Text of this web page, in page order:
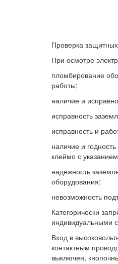
Проверка защитных
При осмотре
пломбирование
работы;
наличие и
исправность
исправность и
наличие и
клеймо с
надежность
оборудования;
невозможность
Категорически
индивидуальными
Вход в
контактным
выключен,